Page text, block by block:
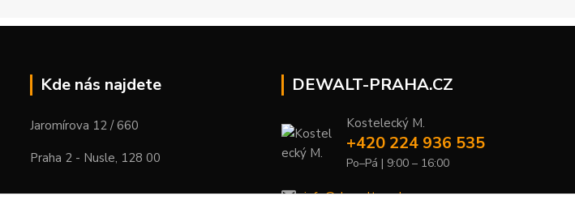
Kde nás najdete
Jaromírova 12 / 660
Praha 2 - Nusle, 128 00
DEWALT-PRAHA.CZ
Kostelecký M.
+420 224 936 535
Po–Pá | 9:00 – 16:00